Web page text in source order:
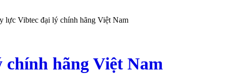
lực Vibtec đại lý chính hãng Việt Nam
hãng Việt Nam